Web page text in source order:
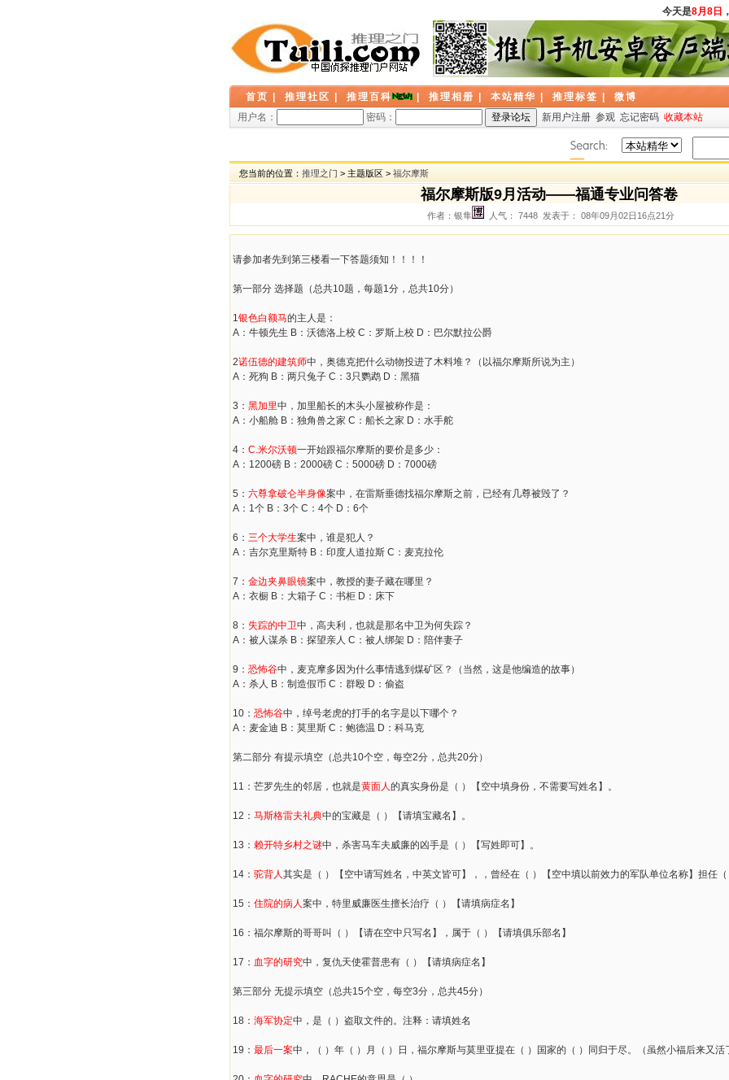
今天是8月8日 ，
首页 推理社区 推理百科 推理相册 本站精华 推理标签
微博
用户名：
密码： 新用户注册 参观 忘记密码 收藏本站
您当前的位置： 推理之门 > 主题版区 > 福尔摩斯
福尔摩斯版9月活动——福通专业问答卷
作者：银隼 人气： 7448 发表于： 08年09月02日16点21分
请参加者先到第三楼看一下答题须知！！！！
第一部分 选择题（总共10题，每题1分，总共10分）
1银色白额马的主人是：
A：牛顿先生 B：沃德洛上校 C：罗斯上校 D：巴尔默拉公爵
2诺伍德的建筑师中，奥德克把什么动物投进了木料堆？（以福尔摩斯所说为主）
A：死狗 B：两只兔子 C：3只鹦鹉 D：黑猫
3： 黑加里中，加里船长的木头小屋被称作是：
A：小船舱 B：独角兽之家 C：船长之家 D：水手舵
4： C.米尔沃顿一开始跟福尔摩斯的要价是多少：
A：1200磅 B：2000磅 C：5000磅 D：7000磅
5： 六尊拿破仑半身像案中，在雷斯垂德找福尔摩斯之前，已经有几尊被毁了？
A：1个 B：3个 C：4个 D：6个
6： 三个大学生案中，谁是犯人？
A：吉尔克里斯特 B：印度人道拉斯 C：麦克拉伦
7： 金边夹鼻眼镜案中，教授的妻子藏在哪里？
A：衣橱 B：大箱子 C：书柜 D：床下
8： 失踪的中卫中，高夫利，也就是那名中卫为何失踪？
A：被人谋杀 B：探望亲人 C：被人绑架 D：陪伴妻子
9： 恐怖谷中，麦克摩多因为什么事情逃到煤矿区？（当然，这是他编造的故事）
A：杀人 B：制造假币 C：群殴 D：偷盗
10： 恐怖谷中，绰号老虎的打手的名字是以下哪个？
A：麦金迪 B：莫里斯 C：鲍德温 D：科马克
第二部分 有提示填空（总共10个空，每空2分，总共20分）
11：芒罗先生的邻居，也就是黄面人的真实身份是（ ）【空中填身份，不需要写姓名】。
12： 马斯格雷夫礼典中的宝藏是（ ）【请填宝藏名】。
13： 赖开特乡村之谜中，杀害马车夫威廉的凶手是（ ）【写姓即可】。
14： 驼背人其实是（ ）【空中请写姓名，中英文皆可】，，曾经在（ ）【空中填以前效力的军队单位名称】担任
15： 住院的病人案中，特里威廉医生擅长治疗（ ）【请填病症名】
16：福尔摩斯的哥哥叫（ ）【请在空中只写名】，属于（ ）【请填俱乐部名】
17： 血字的研究中，复仇天使霍普患有（ ）【请填病症名】
第三部分 无提示填空（总共15个空，每空3分，总共45分）
18： 海军协定中，是（ ）盗取文件的。注释：请填姓名
19： 最后一案中，（ ）年（ ）月（ ）日，福尔摩斯与莫里亚提在（ ）国家的（ ）同归于尽。（虽然小福后来又活